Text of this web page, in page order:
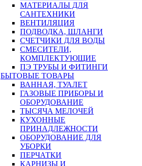
МАТЕРИАЛЫ ДЛЯ
САНТЕХНИКИ
ВЕНТИЛЯЦИЯ
ПОДВОДКА, ШЛАНГИ
СЧЕТЧИКИ ДЛЯ ВОДЫ
СМЕСИТЕЛИ,
КОМПЛЕКТУЮЩИЕ
ПЭ ТРУБЫ И ФИТИНГИ
БЫТОВЫЕ ТОВАРЫ
ВАННАЯ, ТУАЛЕТ
ГАЗОВЫЕ ПРИБОРЫ И
ОБОРУДОВАНИЕ
ТЫСЯЧА МЕЛОЧЕЙ
КУХОННЫЕ
ПРИНАДЛЕЖНОСТИ
ОБОРУДОВАНИЕ ДЛЯ
УБОРКИ
ПЕРЧАТКИ
КАРНИЗЫ И